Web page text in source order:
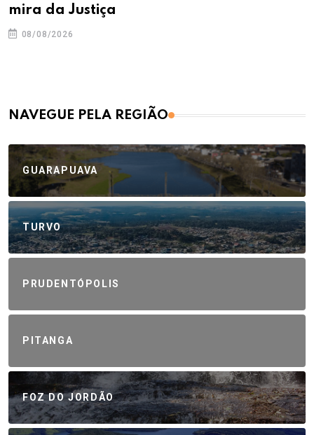
mira da Justiça
08/08/2026
NAVEGUE PELA REGIÃO
GUARAPUAVA
TURVO
PRUDENTÓPOLIS
PITANGA
FOZ DO JORDÃO